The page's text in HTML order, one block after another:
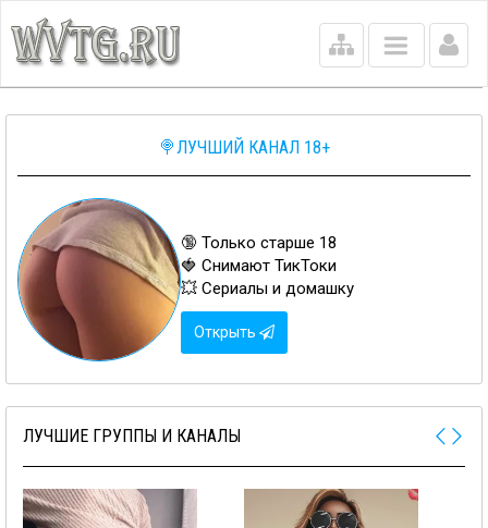
Main
menu
🍭ЛУЧШИЙ КАНАЛ 18+
🔞 Только старше 18
🍓 Снимают ТикТоки
💥 Сериалы и домашку
Открыть
ЛУЧШИЕ ГРУППЫ И КАНАЛЫ